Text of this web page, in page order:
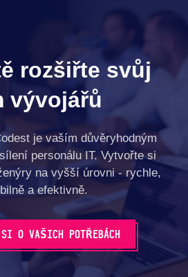
rozšiřte svůj
vývojářů
je vaším důvěryhodným
personálu IT. Vytvořte si
na vyšší úrovni - rychle,
a efektivně.
SI O VAŠICH POTŘEBÁCH